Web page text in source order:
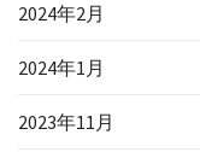
2024年2月
2024年1月
2023年11月